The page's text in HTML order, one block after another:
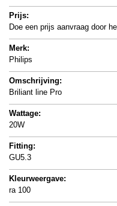
Prijs:
Doe een prijs aanvraag door
Merk:
Philips
Omschrijving:
Briliant line Pro
Wattage:
20W
Fitting:
GU5.3
Kleurweergave:
ra 100